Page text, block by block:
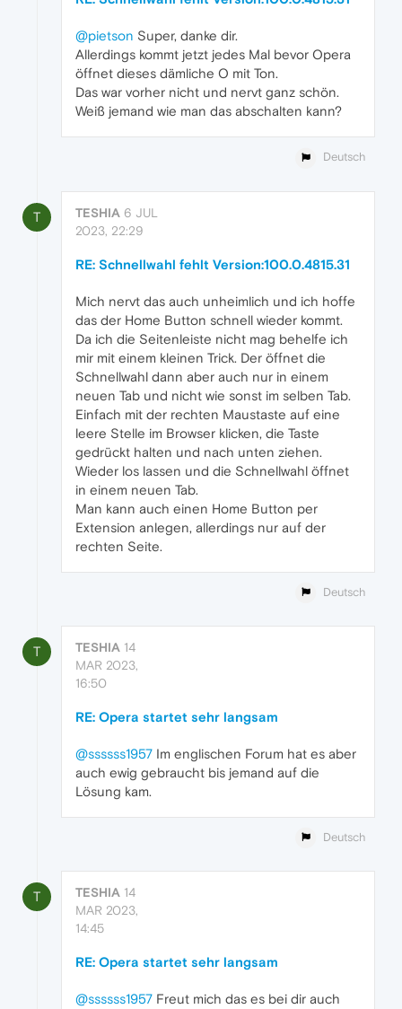
@pietson Super, danke dir.
Allerdings kommt jetzt jedes Mal bevor Opera
öffnet dieses dämliche O mit Ton.
Das war vorher nicht und nervt ganz schön.
Weiß jemand wie man das abschalten kann?
Deutsch
T TESHIA 6 JUL
2023, 22:29
RE: Schnellwahl fehlt Version:100.0.4815.31
Mich nervt das auch unheimlich und ich hoffe
das der Home Button schnell wieder kommt.
Da ich die Seitenleiste nicht mag behelfe ich
mir mit einem kleinen Trick. Der öffnet die
Schnellwahl dann aber auch nur in einem
neuen Tab und nicht wie sonst im selben Tab.
Einfach mit der rechten Maustaste auf eine
leere Stelle im Browser klicken, die Taste
gedrückt halten und nach unten ziehen.
Wieder los lassen und die Schnellwahl öffnet
in einem neuen Tab.
Man kann auch einen Home Button per
Extension anlegen, allerdings nur auf der
rechten Seite.
Deutsch
T TESHIA 14
MAR 2023,
16:50
RE: Opera startet sehr langsam
@ssssss1957 Im englischen Forum hat es aber
auch ewig gebraucht bis jemand auf die
Lösung kam.
Deutsch
T TESHIA 14
MAR 2023,
14:45
RE: Opera startet sehr langsam
@ssssss1957 Freut mich das es bei dir auch